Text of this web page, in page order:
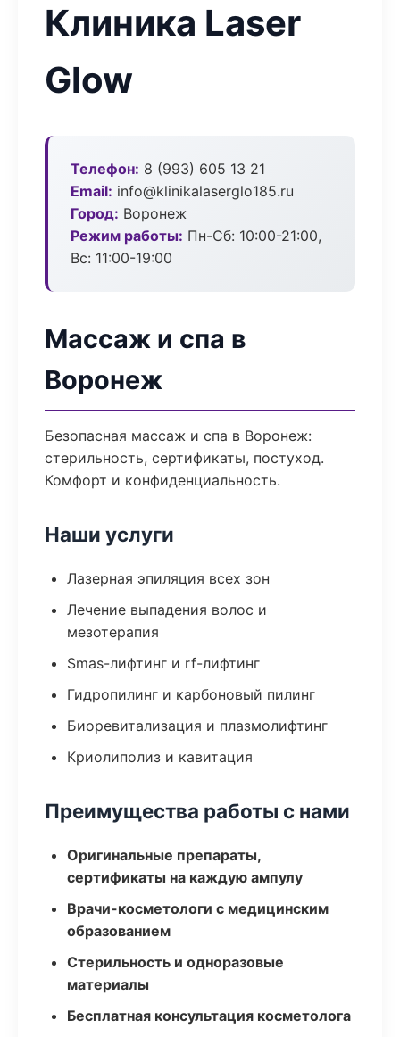
Клиника Laser
Glow
Телефон: 8 (993) 605 13 21
Email: info@klinikalaserglo185.ru
Город: Воронеж
Режим работы: Пн-Сб: 10:00-21:00,
Вс: 11:00-19:00
Массаж и спа в
Воронеж
Безопасная массаж и спа в Воронеж:
стерильность, сертификаты, постуход.
Комфорт и конфиденциальность.
Наши услуги
Лазерная эпиляция всех зон
Лечение выпадения волос и
мезотерапия
Smas-лифтинг и rf-лифтинг
Гидропилинг и карбоновый пилинг
Биоревитализация и плазмолифтинг
Криолиполиз и кавитация
Преимущества работы с нами
Оригинальные препараты,
сертификаты на каждую ампулу
Врачи-косметологи с медицинским
образованием
Стерильность и одноразовые
материалы
Бесплатная консультация косметолога